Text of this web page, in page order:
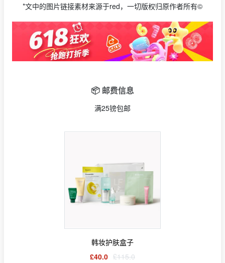
*文中的图片链接素材来源于red，一切版权归原作者所有©
📦 邮费信息
满25镑包邮
韩妆护肤盒子
£40.0 £115.0